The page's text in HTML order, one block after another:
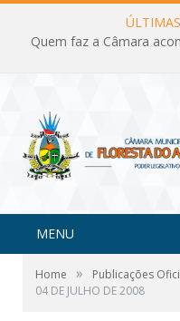
Quem faz a Câmara
MENU
Home » Publicações
04 DE JULHO DE 2008